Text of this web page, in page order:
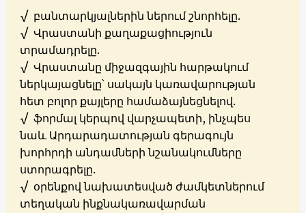
√ բանտարկյալներին ներում շնորհելը.
√ Վրաստանի քաղաքացիություն
տրամադրելը.
√ Վրաստանը միջազգային հարթակում
ներկայացնելը՝ սակայն կառավարության
հետ բոլոր քայլերը համաձայնեցնելով.
√ ֆորմալ կերպով վարչապետի, ինչպես
նաև Արդարադատության գերագույն
խորհրդի անդամների նշանակումները
ստորագրելը.
√ օրենքով նախատեսված ժամկետներում
տեղական ինքնակառավարման